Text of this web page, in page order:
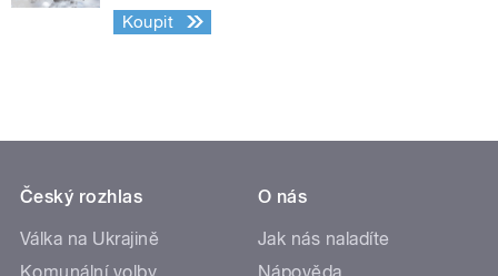
Koupit
Český rozhlas
Válka na Ukrajině
O nás
Jak nás naladíte